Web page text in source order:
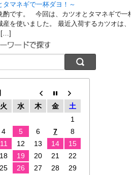
マネギで一杯ダヨ！～
酌です。 今回は、カツオとタマネギで一
産を使いました。 最近入荷するカツオは、
[…]
火 水 木 金
土
1
4 5 6 7
8
11 12 13 14
15
18 19 20 21
22
25 26 27 28
29